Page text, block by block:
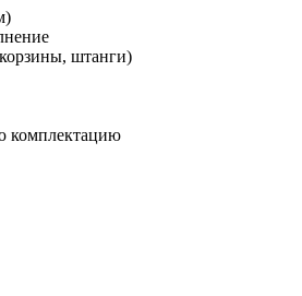
штанги)
комплектацию